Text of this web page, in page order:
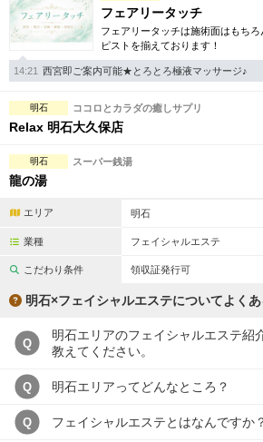
フェアリータッチ
フェアリータッチは施術面はもち
ピストを揃えております！
14:21 西宮即ご案内可能★とろとろ極液マッサージ♪
明石 ココロとカラダの癒しサプリ
Relax 明石大久保店
明石 スーパー銭湯
龍の湯
エリア 明石
業種 フェイシャルエステ
こだわり条件 領収証発行可
明石×フェイシャルエステについてよくあ
Q
明石エリアのフェイシャルエステ紹
教えてください。
Q 明石エリアってどんなところ？
Q フェイシャルエステとはなんですか